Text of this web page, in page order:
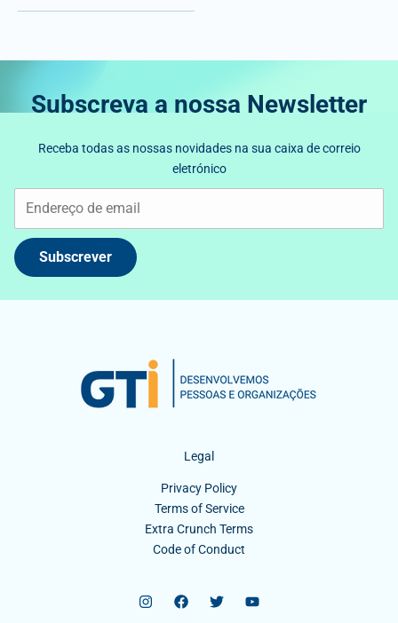
Subscreva a nossa Newsletter
Receba todas as nossas novidades na sua caixa de correio
eletrónico
Subscrever
Legal
Privacy Policy
Terms of Service
Extra Crunch Terms
Code of Conduct